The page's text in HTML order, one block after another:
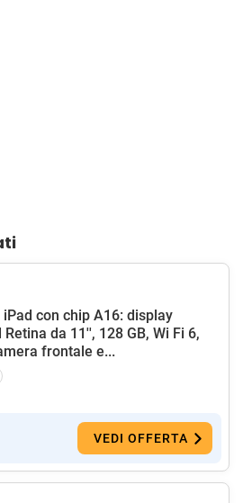
con chip A16: display
Retina da 11'', 128 GB, Wi Fi 6,
frontale e...
VEDI OFFERTA